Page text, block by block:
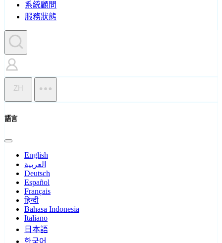
系統顧問
服務狀態
ZH
語言
English
العربية
Deutsch
Español
Français
हिन्दी
Bahasa Indonesia
Italiano
日本語